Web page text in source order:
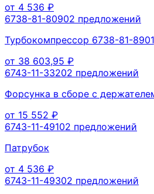
от 4 536 ₽
6738-81-80902 предложений
Турбокомпрессор 6738-81-
от 38 603,95 ₽
6743-11-33202 предложений
Форсунка в сборе с
от 15 552 ₽
6743-11-49102 предложений
Патрубок
от 4 536 ₽
6743-11-49302 предложений